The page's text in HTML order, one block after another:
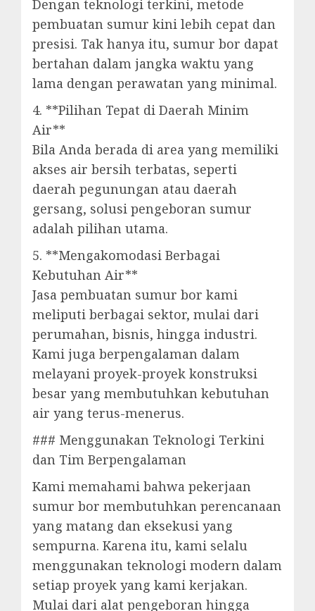
Dengan teknologi terkini, metode
pembuatan sumur kini lebih cepat dan
presisi. Tak hanya itu, sumur bor dapat
bertahan dalam jangka waktu yang
lama dengan perawatan yang minimal.
4. **Pilihan Tepat di Daerah Minim
Air**
Bila Anda berada di area yang memiliki
akses air bersih terbatas, seperti
daerah pegunungan atau daerah
gersang, solusi pengeboran sumur
adalah pilihan utama.
5. **Mengakomodasi Berbagai
Kebutuhan Air**
Jasa pembuatan sumur bor kami
meliputi berbagai sektor, mulai dari
perumahan, bisnis, hingga industri.
Kami juga berpengalaman dalam
melayani proyek-proyek konstruksi
besar yang membutuhkan kebutuhan
air yang terus-menerus.
### Menggunakan Teknologi Terkini
dan Tim Berpengalaman
Kami memahami bahwa pekerjaan
sumur bor membutuhkan perencanaan
yang matang dan eksekusi yang
sempurna. Karena itu, kami selalu
menggunakan teknologi modern dalam
setiap proyek yang kami kerjakan.
Mulai dari alat pengeboran hingga